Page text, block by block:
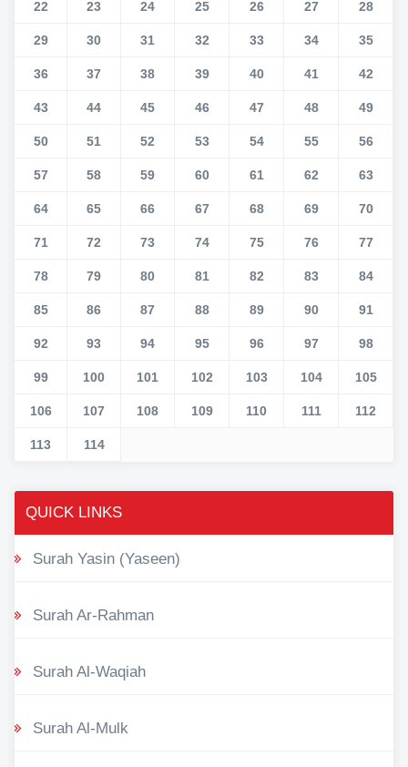
22 23 24 25 26 27 28
29 30 31 32 33 34 35
36 37 38 39 40 41 42
43 44 45 46 47 48 49
50 51 52 53 54 55 56
57 58 59 60 61 62 63
64 65 66 67 68 69 70
71 72 73 74 75 76 77
78 79 80 81 82 83 84
85 86 87 88 89 90 91
92 93 94 95 96 97 98
99 100 101 102 103 104 105
106 107 108 109 110 111 112
113 114
QUICK LINKS
Surah Yasin (Yaseen)
Surah Ar-Rahman
Surah Al-Waqiah
Surah Al-Mulk